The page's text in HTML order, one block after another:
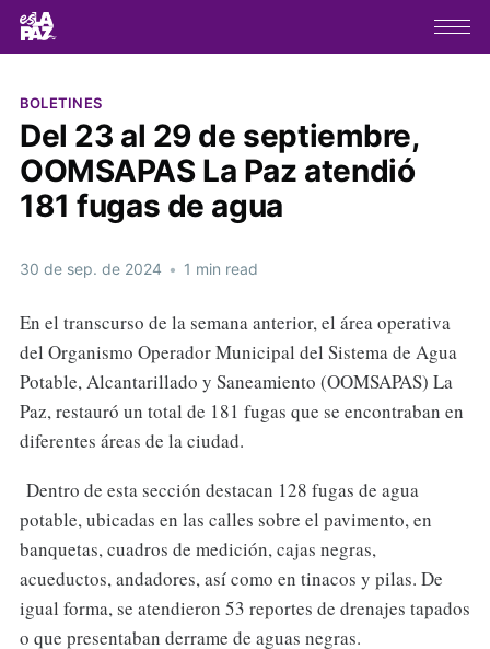
BOLETINES
Del 23 al 29 de septiembre,
OOMSAPAS La Paz atendió
181 fugas de agua
30 de sep. de 2024 • 1 min read
En el transcurso de la semana anterior, el área operativa
del Organismo Operador Municipal del Sistema de Agua
Potable, Alcantarillado y Saneamiento (OOMSAPAS) La
Paz, restauró un total de 181 fugas que se encontraban en
diferentes áreas de la ciudad.
Dentro de esta sección destacan 128 fugas de agua
potable, ubicadas en las calles sobre el pavimento, en
banquetas, cuadros de medición, cajas negras,
acueductos, andadores, así como en tinacos y pilas. De
igual forma, se atendieron 53 reportes de drenajes tapados
o que presentaban derrame de aguas negras.